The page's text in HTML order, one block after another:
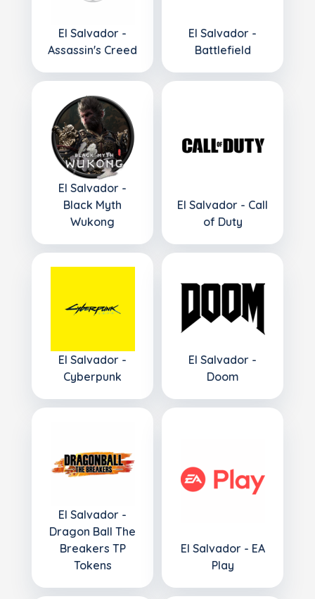
El Salvador -
Assassin's Creed
El Salvador -
Battlefield
El Salvador -
Black Myth
Wukong
El Salvador - Call
of Duty
El Salvador -
Cyberpunk
El Salvador -
Doom
El Salvador -
Dragon Ball The
Breakers TP
Tokens
El Salvador - EA
Play